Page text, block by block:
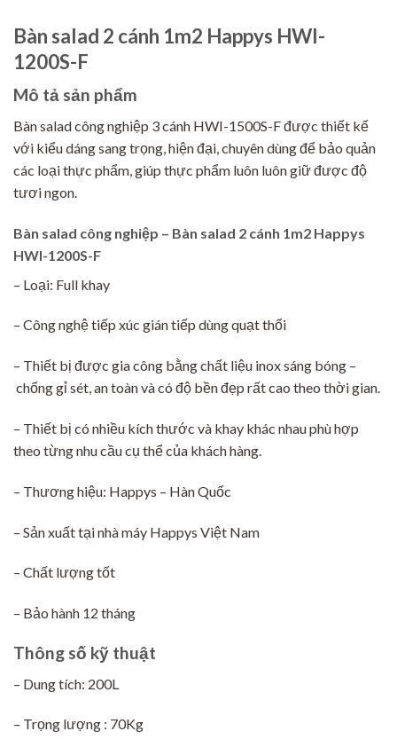
Bàn salad 2 cánh 1m2 Happys HWI-
1200S-F
Mô tả sản phẩm
Bàn salad công nghiệp 3 cánh HWI-1500S-F được thiết kế
với kiểu dáng sang trọng, hiện đại, chuyên dùng để bảo quản
các loại thực phẩm, giúp thực phẩm luôn luôn giữ được độ
tươi ngon.
Bàn salad công nghiệp – Bàn salad 2 cánh 1m2 Happys
HWI-1200S-F
– Loại: Full khay
– Công nghệ tiếp xúc gián tiếp dùng quạt thổi
– Thiết bị được gia công bằng chất liệu inox sáng bóng –
chống gỉ sét, an toàn và có độ bền đẹp rất cao theo thời gian.
– Thiết bị có nhiều kích thước và khay khác nhau phù hợp
theo từng nhu cầu cụ thể của khách hàng.
– Thương hiệu: Happys – Hàn Quốc
– Sản xuất tại nhà máy Happys Việt Nam
– Chất lượng tốt
– Bảo hành 12 tháng
Thông số kỹ thuật
– Dung tích: 200L
– Trọng lượng : 70Kg